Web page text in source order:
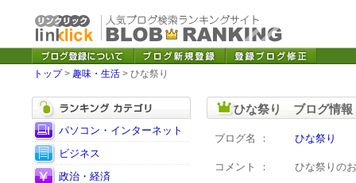
トップ> 趣味・生活 > ひな祭り
パソコン・インターネット
ビジネス
政治・経済
ひな祭り ブログ情報
ブログ名 ： ひな祭り
コメント ： ひな祭りの